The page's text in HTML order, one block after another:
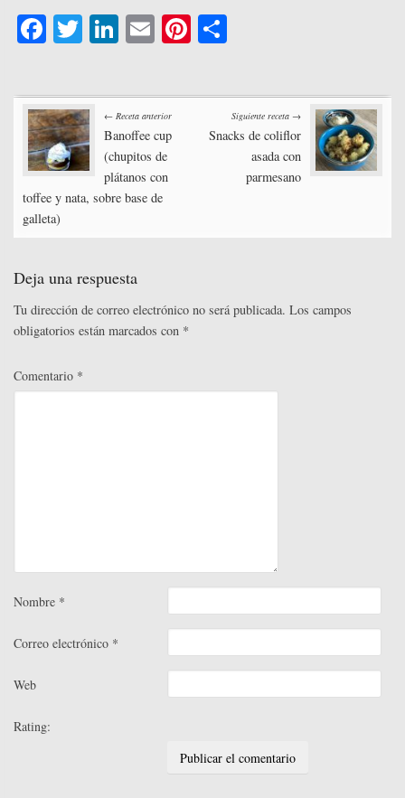
Fa
bo
ok
T
tte
r
Li
ed
In
E
ail
Pi
er m
pa
rti
Post
navigation
← Receta anterior
Banoffee cup
(chupitos de
plátanos con
toffee y nata, sobre base de
galleta)
Siguiente receta →
Snacks de coliflor
asada con
parmesano
Deja una respuesta
Tu dirección de correo electrónico no será publicada. Los campos
obligatorios están marcados con *
Comentario *
Nombre *
Correo electrónico *
Web
Rating: